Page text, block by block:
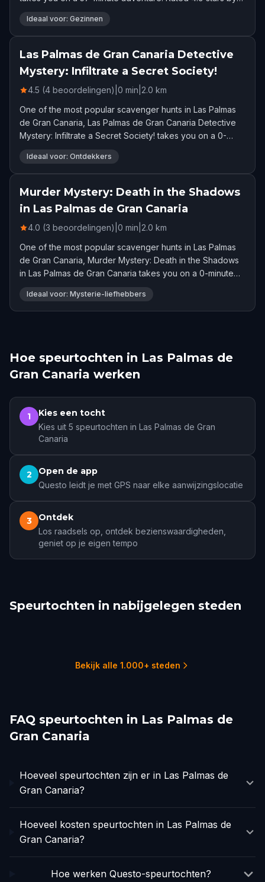
88 players.
Ideaal voor: Gezinnen
Las Palmas de Gran Canaria Detective
Mystery: Infiltrate a Secret Society!
4.5 (4 beoordelingen) 0 min 2.0 km
One of the most popular scavenger hunts in Las Palmas
de Gran Canaria, Las Palmas de Gran Canaria Detective
Mystery: Infiltrate a Secret Society! takes you on a 0-
minute adventure. Rated 4.5 stars by 4 players.
Ideaal voor: Ontdekkers
Murder Mystery: Death in the Shadows
in Las Palmas de Gran Canaria
4.0 (3 beoordelingen) 0 min 2.0 km
One of the most popular scavenger hunts in Las Palmas
de Gran Canaria, Murder Mystery: Death in the Shadows
in Las Palmas de Gran Canaria takes you on a 0-minute
adventure. Rated 4.0 stars by 3 players.
Ideaal voor: Mysterie-liefhebbers
Hoe speurtochten in Las Palmas de
Gran Canaria werken
1 Kies een tocht
Kies uit 5 speurtochten in Las Palmas de Gran
Canaria
2 Open de app
Questo leidt je met GPS naar elke aanwijzingslocatie
3 Ontdek
Los raadsels op, ontdek bezienswaardigheden,
geniet op je eigen tempo
Speurtochten in nabijgelegen steden
Garachico Funchal
Bekijk alle 1.000+ steden
FAQ speurtochten in Las Palmas de
Gran Canaria
Hoeveel speurtochten zijn er in Las Palmas de
Gran Canaria?
Hoeveel kosten speurtochten in Las Palmas de
Gran Canaria?
Hoe werken Questo-speurtochten?